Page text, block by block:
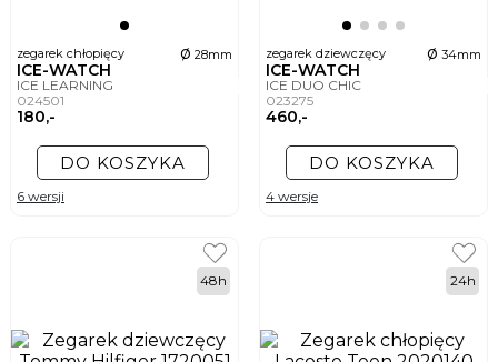
zegarek chłopięcy ø 28mm
ICE-WATCH
ICE LEARNING
024501
180,-
DO KOSZYKA
6 wersji
zegarek dziewczęcy ø 34mm
ICE-WATCH
ICE DUO CHIC
023275
460,-
DO KOSZYKA
4 wersje
48h 24h